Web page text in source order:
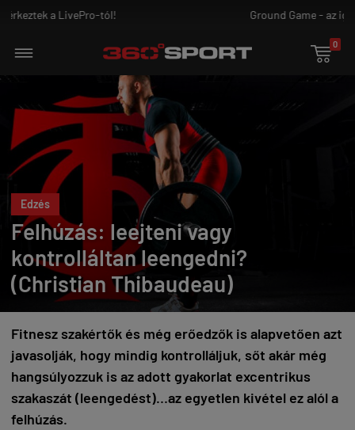
Ground Game - az igazi harcosoknak!

0
Edzés
Felhúzás: leejteni vagy
kontrolláltan leengedni?
(Christian Thibaudeau)
Fitnesz szakértők és még erőedzők is alapvetően azt
javasolják, hogy mindig kontrolláljuk, sőt akár még
hangsúlyozzuk is az adott gyakorlat excentrikus
szakaszát (leengedést)…az egyetlen kivétel ez alól a
felhúzás.